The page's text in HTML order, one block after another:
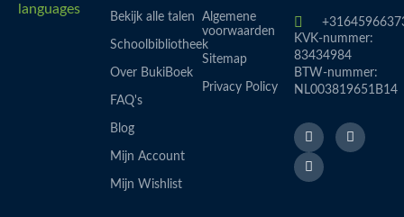
Bekijk alle talen
Schoolbibliotheek
Over BukiBoek
FAQ's
Blog
Mijn Account
Mijn Wishlist
Algemene
voorwaarden
Sitemap
Privacy Policy
KVK-nummer:
83434984
BTW-nummer:
NL003819651B14
F
a
c
e
b
I
n
s
L
i
n
k
e